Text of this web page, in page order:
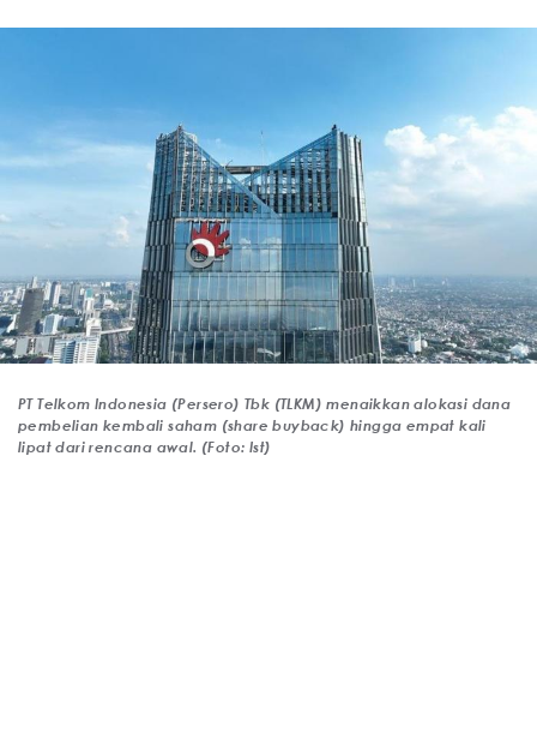
PT Telkom Indonesia (Persero) Tbk (TLKM) menaikkan alokasi dana
pembelian kembali saham (share buyback) hingga empat kali
lipat dari rencana awal. (Foto: Ist)